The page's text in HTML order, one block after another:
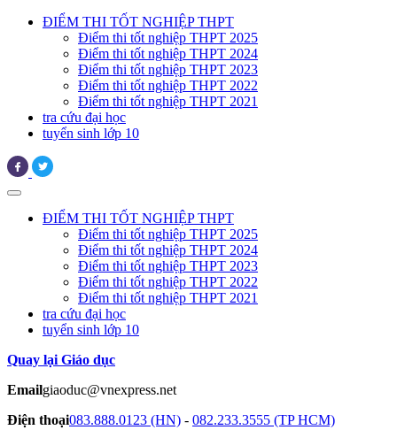
ĐIỂM THI TỐT NGHIỆP THPT
Điểm thi tốt nghiệp THPT 2025
Điểm thi tốt nghiệp THPT 2024
Điểm thi tốt nghiệp THPT 2023
Điểm thi tốt nghiệp THPT 2022
Điểm thi tốt nghiệp THPT 2021
tra cứu đại học
tuyển sinh lớp 10
ĐIỂM THI TỐT NGHIỆP THPT
Điểm thi tốt nghiệp THPT 2025
Điểm thi tốt nghiệp THPT 2024
Điểm thi tốt nghiệp THPT 2023
Điểm thi tốt nghiệp THPT 2022
Điểm thi tốt nghiệp THPT 2021
tra cứu đại học
tuyển sinh lớp 10
Quay lại Giáo dục
Emailgiaoduc@vnexpress.net
Điện thoại083.888.0123 (HN) - 082.233.3555 (TP HCM)